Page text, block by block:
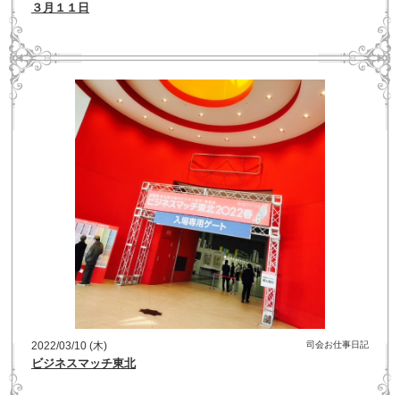
３月１１日
2022/03/10 (木) 司会お仕事日記
ビジネスマッチ東北